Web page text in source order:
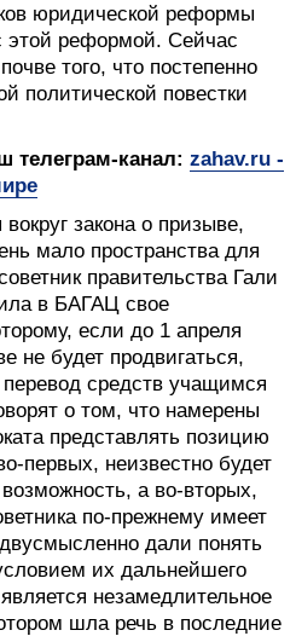
юридической реформы
этой реформой. Сейчас
того, что постепенно
политической повестки
телеграм-канал: zahav.ru -
закона о призыве,
мало пространства для
правительства Гали
в БАГАЦ свое
если до 1 апреля
не будет продвигаться,
средств учащимся
о том, что намерены
представлять позицию
первых, неизвестно будет
а во-вторых,
по-прежнему имеет
дали понять
их дальнейшего
незамедлительное
шла речь в последние